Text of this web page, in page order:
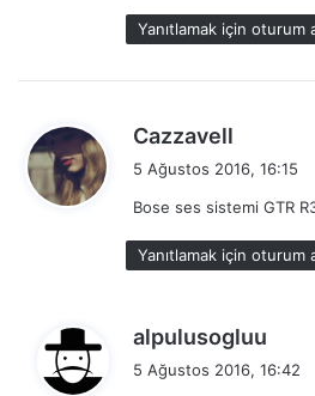
k
i
Yanıtlamak için oturum
Cazzavell
i
k
i
5 Ağustos 2016, 16:15
Bose ses sistemi GTR
Yanıtlamak için oturum
alpulusogluu
5 Ağustos 2016, 16:42